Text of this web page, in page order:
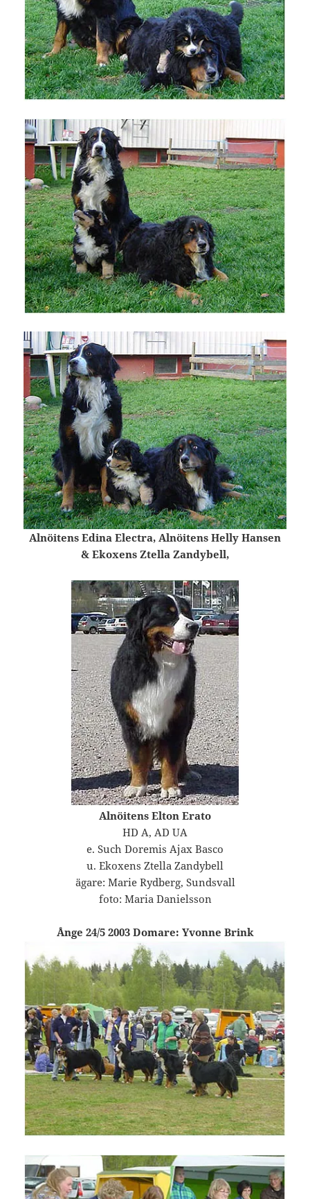
Alnöitens Edina Electra, Alnöitens Helly Hansen
& Ekoxens Ztella Zandybell,
Alnöitens Elton Erato
HD A, AD UA
e. Such Doremis Ajax Basco
u. Ekoxens Ztella Zandybell
ägare: Marie Rydberg, Sundsvall
foto: Maria Danielsson
Ånge 24/5 2003 Domare: Yvonne Brink